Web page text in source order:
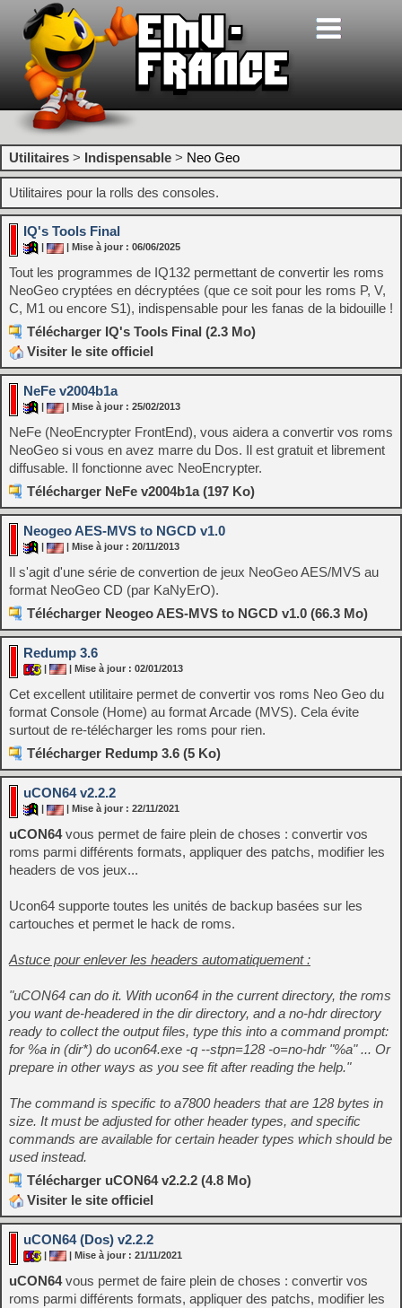
Utilitaires > Indispensable > Neo Geo
Utilitaires pour la rolls des consoles.
IQ's Tools Final
| Mise à jour : 06/06/2025
Tout les programmes de IQ132 permettant de convertir les roms
NeoGeo cryptées en décryptées (que ce soit pour les roms P, V,
C, M1 ou encore S1), indispensable pour les fanas de la bidouille !
Télécharger IQ's Tools Final (2.3 Mo)
Visiter le site officiel
NeFe v2004b1a
| Mise à jour : 25/02/2013
NeFe (NeoEncrypter FrontEnd), vous aidera a convertir vos roms
NeoGeo si vous en avez marre du Dos. Il est gratuit et librement
diffusable. Il fonctionne avec NeoEncrypter.
Télécharger NeFe v2004b1a (197 Ko)
Neogeo AES-MVS to NGCD v1.0
| Mise à jour : 20/11/2013
Il s'agit d'une série de convertion de jeux NeoGeo AES/MVS au
format NeoGeo CD (par KaNyErO).
Télécharger Neogeo AES-MVS to NGCD v1.0 (66.3 Mo)
Redump 3.6
| | Mise à jour : 02/01/2013
Cet excellent utilitaire permet de convertir vos roms Neo Geo du
format Console (Home) au format Arcade (MVS). Cela évite
surtout de re-télécharger les roms pour rien.
Télécharger Redump 3.6 (5 Ko)
uCON64 v2.2.2
| Mise à jour : 22/11/2021
uCON64vous permet de faire plein de choses : convertir vos
roms parmi différents formats, appliquer des patchs, modifier les
headers de vos jeux...
Ucon64 supporte toutes les unités de backup basées sur les
cartouches et permet le hack de roms.
Astuce pour enlever les headers automatiquement :
"uCON64 can do it. With ucon64 in the current directory, the roms
you want de-headered in the dir directory, and a no-hdr directory
ready to collect the output files, type this into a command prompt:
for %a in (dir*) do ucon64.exe -q --stpn=128 -o=no-hdr "%a" ... Or
prepare in other ways as you see fit after reading the help."
The command is specific to a7800 headers that are 128 bytes in
size. It must be adjusted for other header types, and specific
commands are available for certain header types which should be
used instead.
Télécharger uCON64 v2.2.2 (4.8 Mo)
Visiter le site officiel
uCON64 (Dos) v2.2.2
| | Mise à jour : 21/11/2021
uCON64vous permet de faire plein de choses : convertir vos
roms parmi différents formats, appliquer des patchs, modifier les